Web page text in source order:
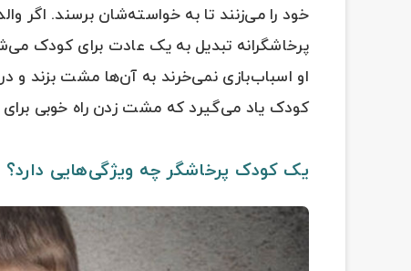
خود را می‌زنند تا به خواسته‌شان برسند. اگر
پرخاشگرانه تبدیل به یک عادت برای کودک
او اسباب‌بازی نمی‌خرند به آن‌ها مشت بزند و
کودک یاد می‌گیرد که مشت زدن راه خوبی
یک کودک پرخاشگر چه ویژگی‌هایی دارد؟